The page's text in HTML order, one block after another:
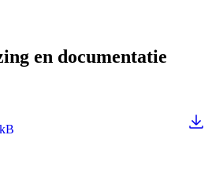
en documentatie